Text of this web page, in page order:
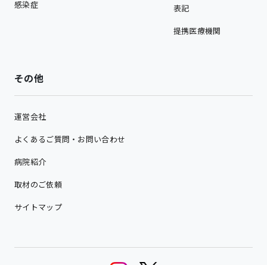
感染症
表記
提携医療機関
その他
運営会社
よくあるご質問・お問い合わせ
病院紹介
取材のご依頼
サイトマップ